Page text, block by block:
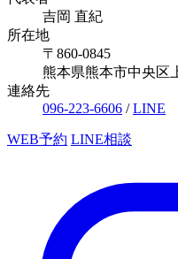
吉岡 直紀
所在地
〒860-0845
熊本県熊本市中央区
連絡先
096-223-6606 /LINE
WEB予約 LINE相談